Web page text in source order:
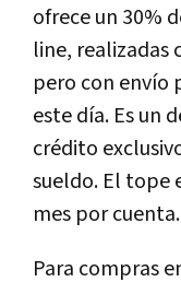
ofrece un 30%
line, realizadas
pero con envío
este día. Es un
crédito
sueldo. El tope
mes por cuenta.
Para compras